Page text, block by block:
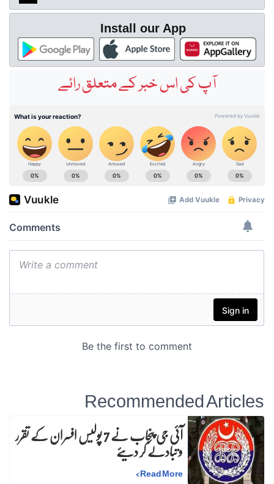
Install our App
آپ کی اس خبر کے متعلق رائے
Recommended Articles
آئی جی پنجاب نے 7 پولیس افسران کے تقرر و تبادلے کر دیئے
Read More
>